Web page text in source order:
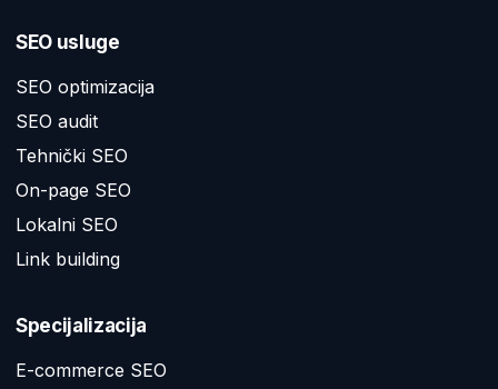
SEO usluge
SEO optimizacija
SEO audit
Tehnički SEO
On-page SEO
Lokalni SEO
Link building
Specijalizacija
E-commerce SEO